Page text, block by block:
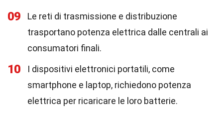
09
Le reti di trasmissione e distribuzione
trasportano potenza elettrica dalle centrali ai
consumatori finali.
10
I dispositivi elettronici portatili, come
smartphone e laptop, richiedono potenza
elettrica per ricaricare le loro batterie.